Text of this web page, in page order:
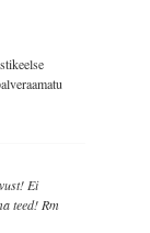
Ei
teed! Rm